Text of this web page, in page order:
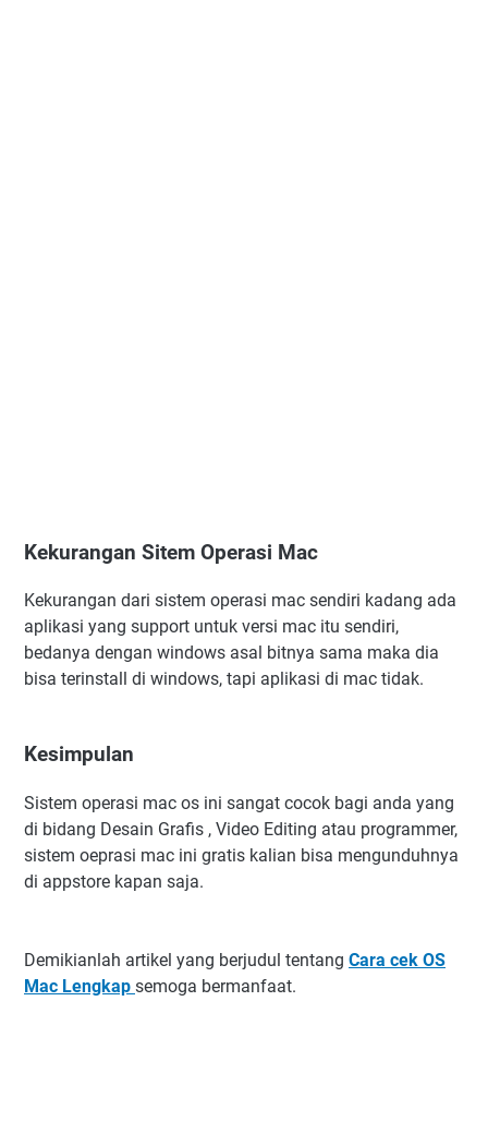
Kekurangan Sitem Operasi Mac
Kekurangan dari sistem operasi mac sendiri kadang ada
aplikasi yang support untuk versi mac itu sendiri,
bedanya dengan windows asal bitnya sama maka dia
bisa terinstall di windows, tapi aplikasi di mac tidak.
Kesimpulan
Sistem operasi mac os ini sangat cocok bagi anda yang
di bidang Desain Grafis , Video Editing atau programmer,
sistem oeprasi mac ini gratis kalian bisa mengunduhnya
di appstore kapan saja.
Demikianlah artikel yang berjudul tentang Cara cek OS
Mac Lengkap semoga bermanfaat.